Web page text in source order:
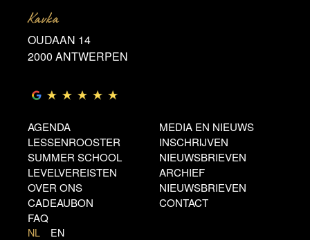
Kavka
OUDAAN 14
2000 ANTWERPEN
AGENDA
LESSENROOSTER
SUMMER SCHOOL
LEVELVEREISTEN
OVER ONS
CADEAUBON
FAQ
MEDIA EN NIEUWS
INSCHRIJVEN
NIEUWSBRIEVEN
ARCHIEF
NIEUWSBRIEVEN
CONTACT
NL EN